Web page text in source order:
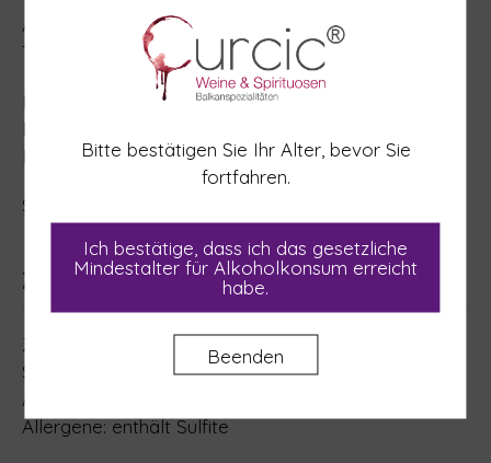
Am Gaumen voll, weich und ausgewogen, mit feinen
Tanninen und einer sanften Frische im Abgang.
Ideal für den täglichen Genuss – ein Wein, der das
Erbe des regionalen Weinbaus mit stilvoller
Leichtigkeit weiterträgt.
Serviertemperatur: 16–18 °C
Zutaten
Zutaten: Trauben, Mostkonzentrat ;
Stabilisatoren: Zitronensäure, Metaweinsäure;
Antioxidantien: Kaliummetabisulfit
Allergene: enthält Sulfite
Bitte bestätigen Sie Ihr Alter, bevor Sie
fortfahren.
Ich bestätige, dass ich das gesetzliche
Mindestalter für Alkoholkonsum erreicht
habe.
Beenden